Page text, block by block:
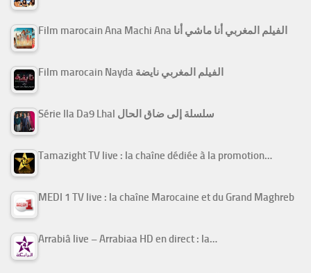
Film marocain Ana Machi Ana الفيلم المغربي أنا ماشي أنا
Film marocain Nayda الفيلم المغربي نايضة
Série Ila Da9 Lhal سلسلة إلى ضاق الحال
Tamazight TV live : la chaîne dédiée à la promotion…
MEDI 1 TV live : la chaîne Marocaine et du Grand Maghreb
Arrabiâ live – Arrabiaa HD en direct : la…